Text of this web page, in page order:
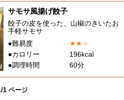
サモサ風揚げ餃子
餃子の皮を使った、山椒のきいたお
手軽サモサ
●難易度
★★★
●カロリー
196kcal
●調理時間
60分
1 ページ